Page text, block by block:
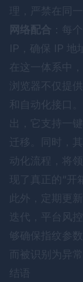
理，严禁在同
网络配合 ：每
IP，确保 IP 地
在这一体系中
浏览器不仅提
和自动化接口。
出，它支持一
迁移。同时，
动化流程，将
现了真正的“开
此外，定期更
迭代，平台风
够确保指纹参
而被识别为异常
结语